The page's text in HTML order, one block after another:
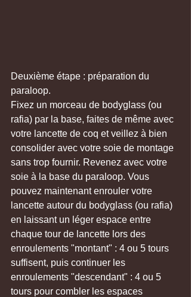
Deuxième étape : préparation du
paraloop.
Fixez un morceau de bodyglass (ou
rafia) par la base, faites de même avec
votre lancette de coq et veillez à bien
consolider avec votre soie de montage
sans trop fournir. Revenez avec votre
soie à la base du paraloop. Vous
pouvez maintenant enrouler votre
lancette autour du bodyglass (ou rafia)
en laissant un léger espace entre
chaque tour de lancette lors des
enroulements "montant" : 4 ou 5 tours
suffisent, puis continuer les
enroulements "descendant" : 4 ou 5
tours pour combler les espaces